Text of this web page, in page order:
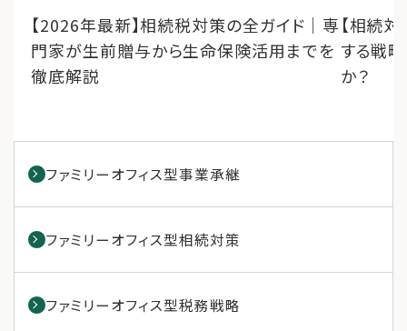
【2026年最新】相続税対策の全ガイド｜専
門家が生前贈与から生命保険活用までを
徹底解説
【相続
する戦
か？
ファミリーオフィス型事業承継
ファミリーオフィス型相続対策
ファミリーオフィス型税務戦略